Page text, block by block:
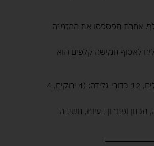
אחרת תפספסו את ההזמנה
לאסוף חמישה קלפים הוא
תכולה: 16 גביעי גלידה, 4 ירוקים, 4 ורודים, 4 צהובים, 4 כחולים, 12 כדורי גלידה: (4 ירוקים, 4
תכנון ופתרון בעיות, חשיבה